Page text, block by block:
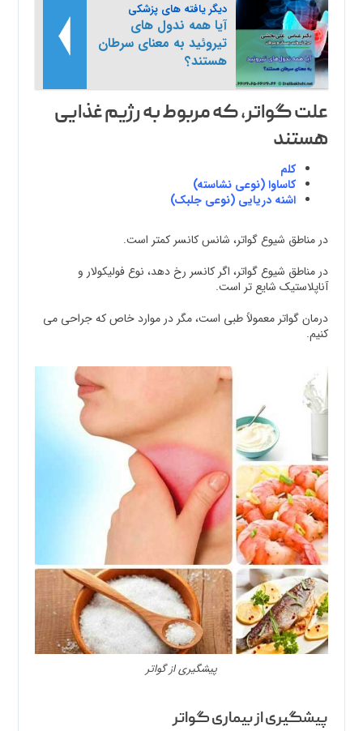
دیگر یافته های پزشکی
آیا همه ندول‌ های
تیروئید به معنای سرطان
هستند؟
علت گواتر، که مربوط به رژیم غذایی
هستند
کلم
کاساوا (نوعی نشاسته)
اشنه دریایی (نوعی جلبک)
در مناطق شیوع گواتر، شانس کانسر کمتر است.
در مناطق شیوع گواتر، اگر کانسر رخ دهد، نوع فولیکولار و
آناپلاستیک شایع تر است.
درمان گواتر معمولاً طبی است، مگر در موارد خاص که جراحی می
کنیم.
پیشگیری از گواتر
پیشگیری از بیماری گواتر